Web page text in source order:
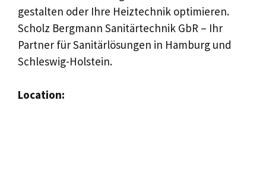
gestalten oder Ihre Heiztechnik optimieren.
Scholz Bergmann Sanitärtechnik GbR – Ihr
Partner für Sanitärlösungen in Hamburg und
Schleswig-Holstein.
Location: